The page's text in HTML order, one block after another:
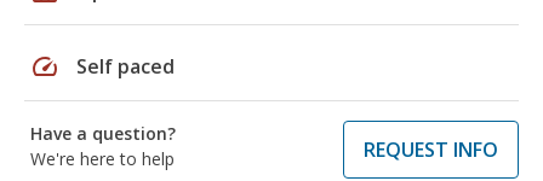
speed Self paced
Have a question?
We're here to help
REQUEST INFO